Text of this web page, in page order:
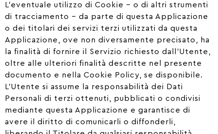
L’eventuale utilizzo di Cookie – o di altri strumenti
di tracciamento – da parte di questa Applicazione
o dei titolari dei servizi terzi utilizzati da questa
Applicazione, ove non diversamente precisato, ha
la finalità di fornire il Servizio richiesto dall’Utente,
oltre alle ulteriori finalità descritte nel presente
documento e nella Cookie Policy, se disponibile.
L’Utente si assume la responsabilità dei Dati
Personali di terzi ottenuti, pubblicati o condivisi
mediante questa Applicazione e garantisce di
avere il diritto di comunicarli o diffonderli,